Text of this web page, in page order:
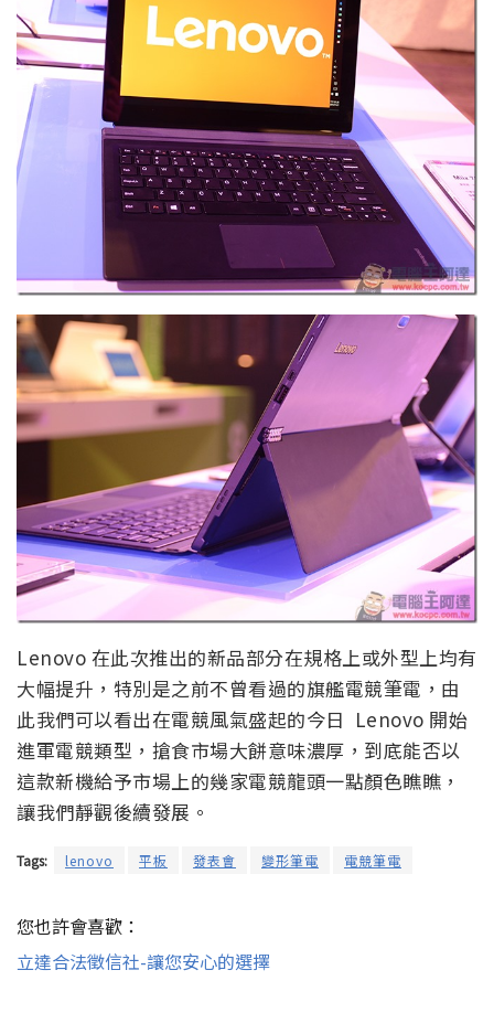
Lenovo 在此次推出的新品部分在規格上或外型上均有
大幅提升，特別是之前不曾看過的旗艦電競筆電，由
此我們可以看出在電競風氣盛起的今日 Lenovo 開始
進軍電競類型，搶食市場大餅意味濃厚，到底能否以
這款新機給予市場上的幾家電競龍頭一點顏色瞧瞧，
讓我們靜觀後續發展。
Tags: lenovo 平板 發表會 變形筆電 電競筆電
您也許會喜歡：
立達合法徵信社-讓您安心的選擇